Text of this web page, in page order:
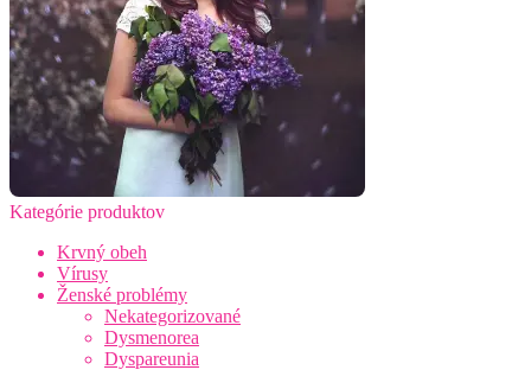
Kategórie produktov
Krvný obeh
Vírusy
Ženské problémy
Nekategorizované
Dysmenorea
Dyspareunia